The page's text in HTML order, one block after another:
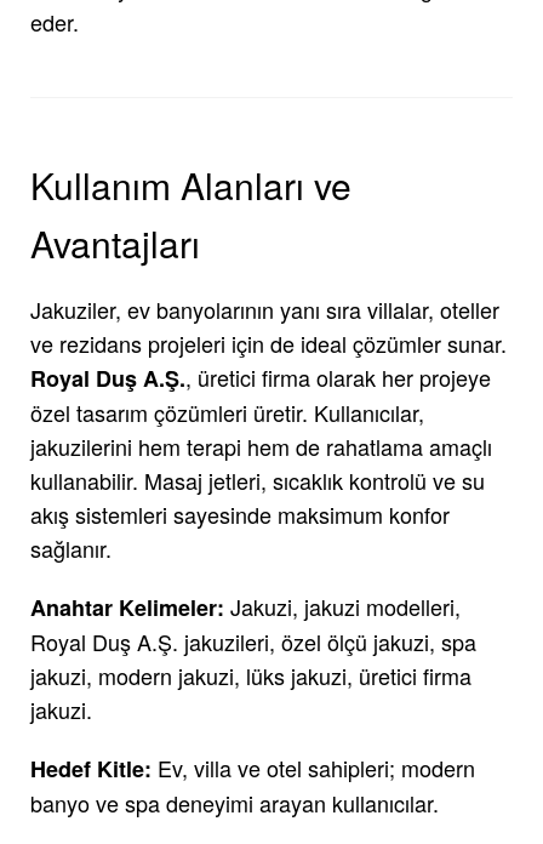
eder.
Kullanım Alanları ve
Avantajları
Jakuziler, ev banyolarının yanı sıra villalar, oteller
ve rezidans projeleri için de ideal çözümler sunar.
Royal Duş A.Ş., üretici firma olarak her projeye
özel tasarım çözümleri üretir. Kullanıcılar,
jakuzilerini hem terapi hem de rahatlama amaçlı
kullanabilir. Masaj jetleri, sıcaklık kontrolü ve su
akış sistemleri sayesinde maksimum konfor
sağlanır.
Anahtar Kelimeler: Jakuzi, jakuzi modelleri,
Royal Duş A.Ş. jakuzileri, özel ölçü jakuzi, spa
jakuzi, modern jakuzi, lüks jakuzi, üretici firma
jakuzi.
Hedef Kitle: Ev, villa ve otel sahipleri; modern
banyo ve spa deneyimi arayan kullanıcılar.